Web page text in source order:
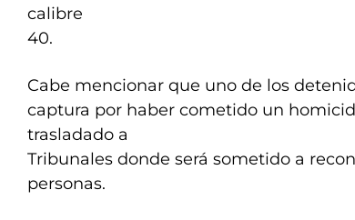
calibre
40.
Cabe mencionar que uno de los
captura por haber cometido un
trasladado a
Tribunales donde será sometido a
personas.